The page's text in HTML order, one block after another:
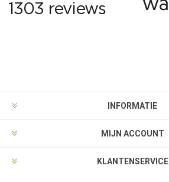
INFORMATIE
MIJN ACCOUNT
KLANTENSERVICE